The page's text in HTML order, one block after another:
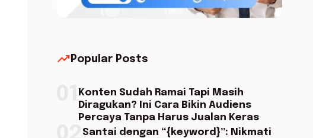
trending_up Popular Posts
Konten Sudah Ramai Tapi Masih
Diragukan? Ini Cara Bikin Audiens
Percaya Tanpa Harus Jualan Keras
Santai dengan “{keyword}”: Nikmati